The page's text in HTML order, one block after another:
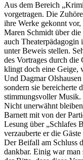
Aus dem Bereich
vorgetragen. Die
ihre Werke gekonnt
Maren Schmidt über die
auch Theaterpädagogin
unter Beweis stellen.
des Vortrages durch die
klingt doch eine Geige,
Und Dagmar
sondern sie bereicherte
stimmungsvoller Musik.
Nicht unerwähnt
Barnett mit von der
Lesung über „Schlafes
verzauberte er die
Der Beifall am Schluss
dankbar. Einig war